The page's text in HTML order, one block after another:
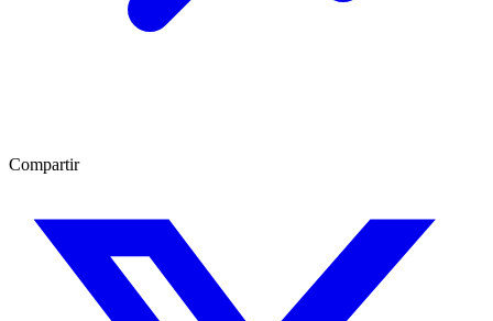
Compartir